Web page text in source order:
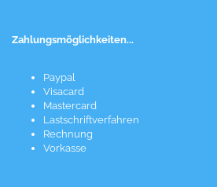
Zahlungsmöglichkeiten...
Paypal
Visacard
Mastercard
Lastschriftverfahren
Rechnung
Vorkasse